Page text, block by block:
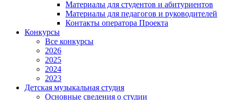
Материалы для студентов и абитуриентов
Материалы для педагогов и руководителей
Контакты оператора Проекта
Конкурсы
Все конкурсы
2026
2025
2024
2023
Детская музыкальная студия
Основные сведения о студии